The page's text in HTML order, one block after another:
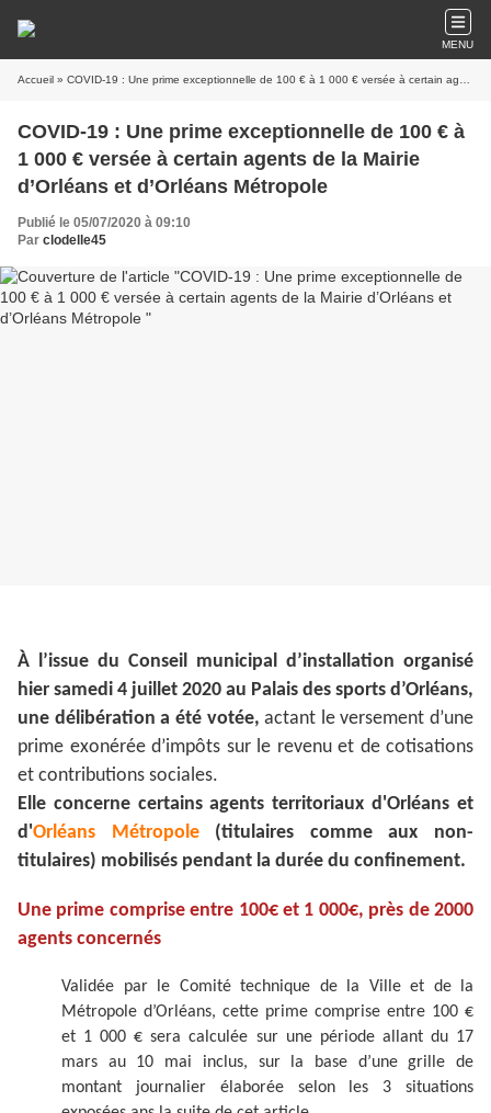
MENU
Accueil » COVID-19 : Une prime exceptionnelle de 100 € à 1 000 € versée à certain agents de la Mairie d’Orléans et d’Orléans Métropole
COVID-19 : Une prime exceptionnelle de 100 € à
1 000 € versée à certain agents de la Mairie
d’Orléans et d’Orléans Métropole
Publié le 05/07/2020 à 09:10
Par clodelle45
À l’issue du Conseil municipal d’installation organisé
hier samedi 4 juillet 2020 au Palais des sports d’Orléans,
une délibération a été votée, actant le versement d’une
prime exonérée d’impôts sur le revenu et de cotisations
et contributions sociales.
Elle concerne certains agents territoriaux d'Orléans et
d'Orléans Métropole(titulaires comme aux non-
titulaires) mobilisés pendant la durée du confinement.
Une prime comprise entre 100€ et 1 000€, près de 2000
agents concernés
Validée par le Comité technique de la Ville et de la
Métropole d’Orléans, cette prime comprise entre 100 €
et 1 000 € sera calculée sur une période allant du 17
mars au 10 mai inclus, sur la base d’une grille de
montant journalier élaborée selon les 3 situations